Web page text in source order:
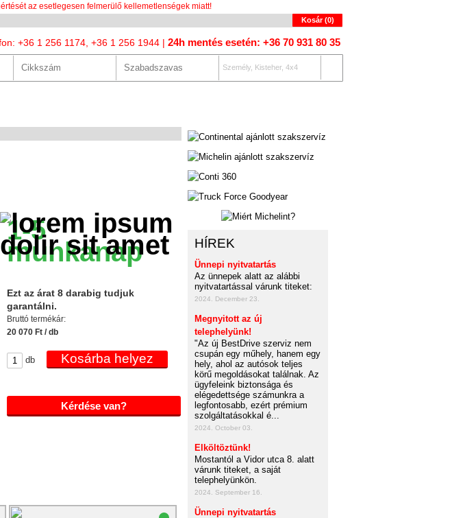
az esetlegesen felmerülő kellemetlenségek miatt!
Kosár (0)
+36 1 256 1174, +36 1 256 1944 | 24h mentés esetén: +36 70 931 80 35
Személy, Kisteher, 4x4
1-5
munkanap
Ezt az árat 8 darabig tudjuk
garantálni.
Bruttó termékár:
20 070 Ft / db
db
Kérdése van?
HÍREK
Ünnepi nyitvatartás
Az ünnepek alatt az alábbi
nyitvatartással várunk titeket:
2024. December 23.
Megnyitott az új
telephelyünk!
"Az új BestDrive szerviz nem
csupán egy műhely, hanem egy
hely, ahol az autósok teljes
körű megoldásokat találnak. Az
ügyfeleink biztonsága és
elégedettsége számunkra a
legfontosabb, ezért prémium
szolgáltatásokkal é...
2024. October 03.
Elköltöztünk!
Mostantól a Vidor utca 8. alatt
várunk titeket, a saját
telephelyünkön.
2024. September 16.
Ünnepi nyitvatartás